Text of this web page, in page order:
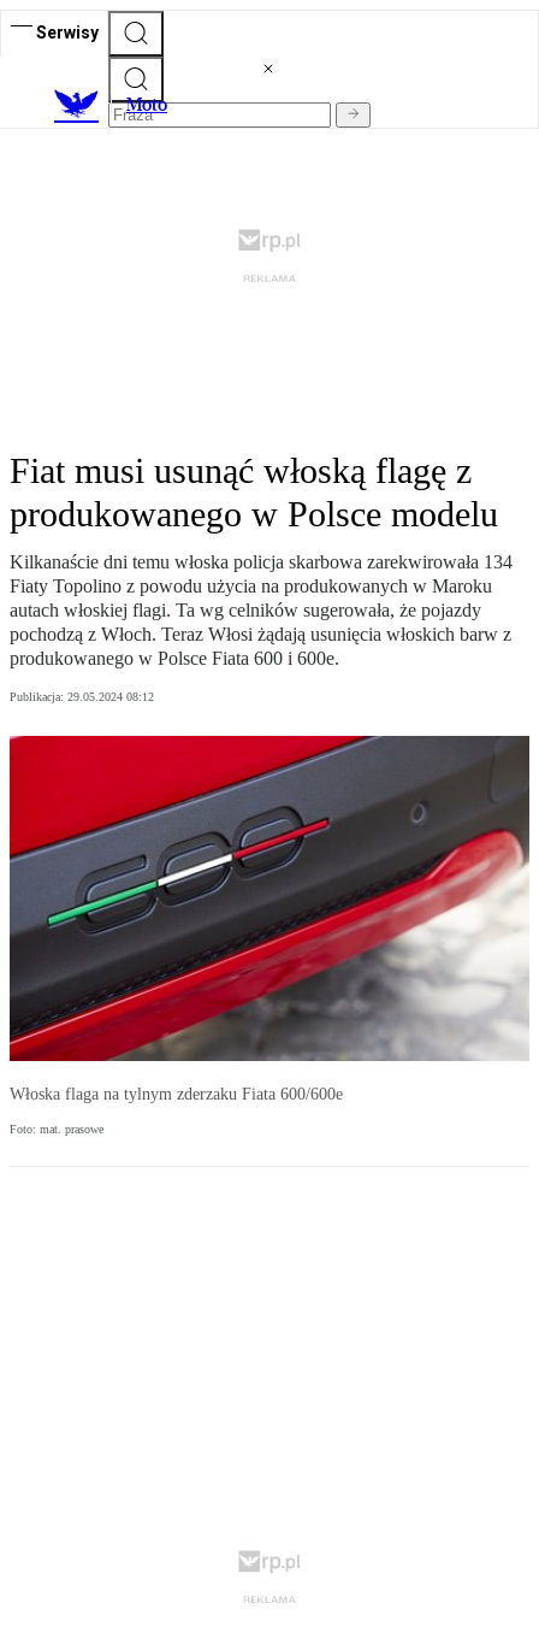
Serwisy
Moto
Fiat musi usunąć włoską flagę z
produkowanego w Polsce modelu
Kilkanaście dni temu włoska policja skarbowa zarekwirowała 134
Fiaty Topolino z powodu użycia na produkowanych w Maroku
autach włoskiej flagi. Ta wg celników sugerowała, że pojazdy
pochodzą z Włoch. Teraz Włosi żądają usunięcia włoskich barw z
produkowanego w Polsce Fiata 600 i 600e.
Publikacja: 29.05.2024 08:12
Włoska flaga na tylnym zderzaku Fiata 600/600e
Foto: mat. prasowe